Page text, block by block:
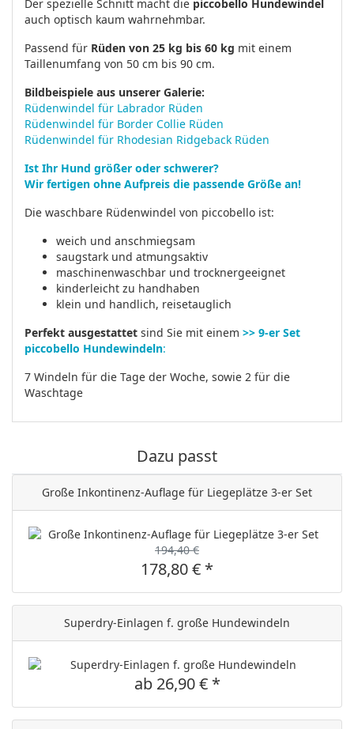
Der spezielle Schnitt macht die piccobello Hundewindel
auch optisch kaum wahrnehmbar.
Passend für Rüden von 25 kg bis 60 kg mit einem
Taillenumfang von 50 cm bis 90 cm.
Bildbeispiele aus unserer Galerie:
Rüdenwindel für Labrador Rüden
Rüdenwindel für Border Collie Rüden
Rüdenwindel für Rhodesian Ridgeback Rüden
Ist Ihr Hund größer oder schwerer?
Wir fertigen ohne Aufpreis die passende Größe an!
Die waschbare Rüdenwindel von piccobello ist:
weich und anschmiegsam
saugstark und atmungsaktiv
maschinenwaschbar und trocknergeeignet
kinderleicht zu handhaben
klein und handlich, reisetauglich
Perfekt ausgestattet sind Sie mit einem >> 9-er Set
piccobello Hundewindeln:
7 Windeln für die Tage der Woche, sowie 2 für die
Waschtage
Dazu passt
Große Inkontinenz-Auflage für Liegeplätze 3-er Set
194,40 €
178,80 € *
Superdry-Einlagen f. große Hundewindeln
ab 26,90 € *